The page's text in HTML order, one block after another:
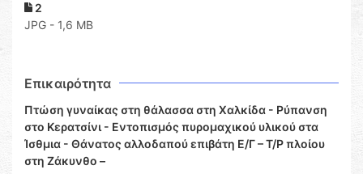
2
JPG - 1,6 MB
Επικαιρότητα
Πτώση γυναίκας στη θάλασσα στη Χαλκίδα - Ρύπανση
στο Κερατσίνι - Εντοπισμός πυρομαχικού υλικού στα
Ίσθμια - Θάνατος αλλοδαπού επιβάτη Ε/Γ – Τ/Ρ πλοίου
στη Ζάκυνθο –